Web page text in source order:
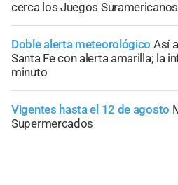
cerca los Juegos
Doble alerta meteorológico Así
Santa Fe con alerta amarilla; la
minuto
Vigentes hasta el 12 de agosto
Supermercados